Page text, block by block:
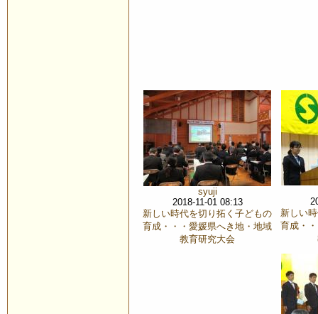
syuji
2018-11-01 08:13
新しい時代を切り拓く子どもの
育成・・・愛媛県へき地・地域
教育研究大会
新しい
育成・